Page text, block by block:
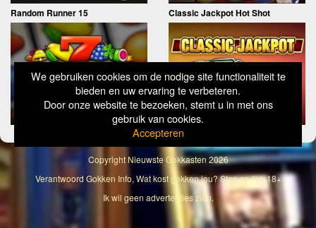
We gebruiken cookies om de nodige site functionaliteit te
bieden en uw ervaring te verbeteren.
Door onze website te bezoeken, stemt u in met ons
gebruik van cookies.
Accepteren
Random Runner 15 Classic Jackpot Hot Shot
Copyright Nieuwste Gokkasten2026
Verantwoord Gokken Info, Wat kost gokken jou? Stop op tijd, 18+
Ik wil geen advertenties zien.